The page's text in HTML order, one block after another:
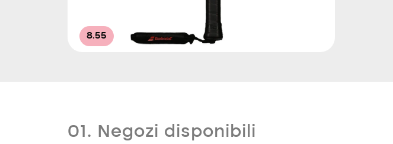
8.55
01. Negozi disponibili